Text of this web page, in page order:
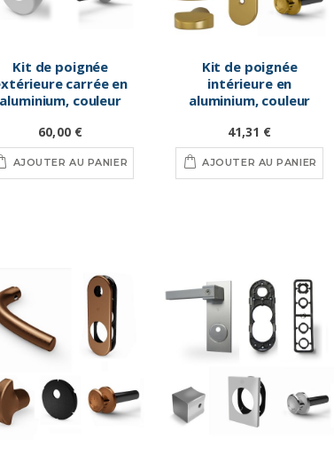
Kit de poignée
carrée en
aluminium, couleur
60,00 €
AJOUTER AU PANIER
Kit de poignée
intérieure en
aluminium, couleur
41,31 €
AJOUTER AU PANIER